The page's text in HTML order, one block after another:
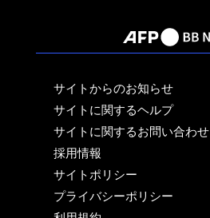
サイトからのお知らせ
サイトに関するヘルプ
サイトに関するお問い合わせ
採用情報
サイトポリシー
プライバシーポリシー